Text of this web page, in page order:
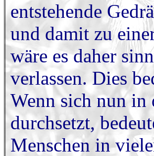
entstehende
und damit zu
wäre es daher
verlassen. Dies
Wenn sich nun
durchsetzt,
Menschen in